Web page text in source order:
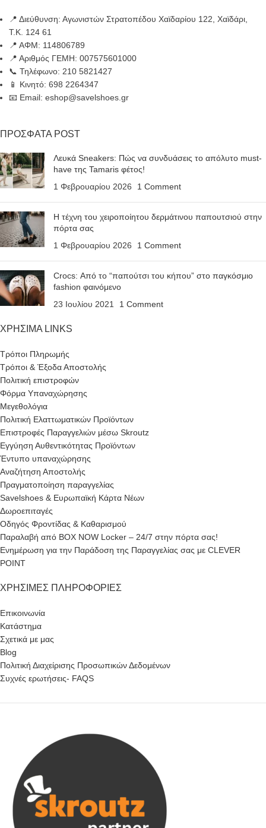
📍 Διεύθυνση: Αγωνιστών Στρατοπέδου Χαϊδαρίου 122, Χαϊδάρι,
Τ.Κ. 124 61
📍 ΑΦΜ: 114806789
📍 Αριθμός ΓΕΜΗ: 007575601000
📞 Τηλέφωνο: 210 5821427
📱 Κινητό: 698 2264347
📧 Email: eshop@savelshoes.gr
ΠΡΟΣΦΑΤΑ POST
Λευκά Sneakers: Πώς να συνδυάσεις το απόλυτο must-
have της Tamaris φέτος!
1 Φεβρουαρίου 2026
1 Comment
Η τέχνη του χειροποίητου δερμάτινου παπουτσιού στην
πόρτα σας
1 Φεβρουαρίου 2026
1 Comment
Crocs: Από το “παπούτσι του κήπου” στο παγκόσμιο
fashion φαινόμενο
23 Ιουλίου 2021
1 Comment
ΧΡΗΣΙΜΑ LINKS
Τρόποι Πληρωμής
Τρόποι & Έξοδα Αποστολής
Πολιτική επιστροφών
Φόρμα Υπαναχώρησης
Μεγεθολόγια
Πολιτική Ελαττωματικών Προϊόντων
Επιστροφές Παραγγελιών μέσω Skroutz
Εγγύηση Αυθεντικότητας Προϊόντων
Έντυπο υπαναχώρησης
Αναζήτηση Αποστολής
Πραγματοποίηση παραγγελίας
Savelshoes & Ευρωπαϊκή Κάρτα Νέων
Δωροεπιταγές
Οδηγός Φροντίδας & Καθαρισμού
Παραλαβή από BOX NOW Locker – 24/7 στην πόρτα σας!
Ενημέρωση για την Παράδοση της Παραγγελίας σας με CLEVER
POINT
ΧΡΉΣΙΜΕΣ ΠΛΗΡΟΦΟΡΊΕΣ
Επικοινωνία
Κατάστημα
Σχετικά με μας
Blog
Πολιτική Διαχείρισης Προσωπικών Δεδομένων
Συχνές ερωτήσεις- FAQS